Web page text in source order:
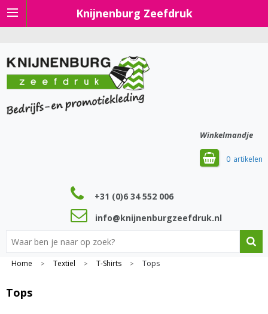
Knijnenburg Zeefdruk
Winkelmandje
0
+31 (0)6 34 552 006
info@knijnenburgzeefdruk.nl
Home > Textiel > T-Shirts > Tops
Tops